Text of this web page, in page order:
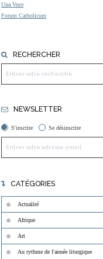
Una Voce
Forum Catholicum
RECHERCHER
NEWSLETTER
S'inscrire Se désinscrire
CATÉGORIES
Actualité
Afrique
Art
Au rythme de l'année liturgique